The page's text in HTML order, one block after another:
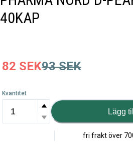
40KAP
82 SEK93 SEK
Kvantitet
Lägg
fri frakt över